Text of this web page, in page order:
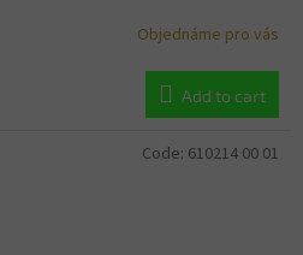
Objednáme pro vás
Add to cart
Code: 610214 00 01